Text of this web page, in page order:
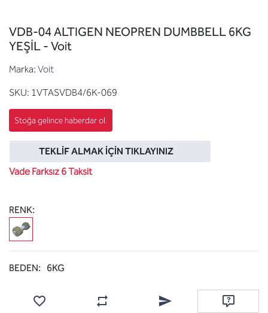
VDB-04 ALTIGEN NEOPREN DUMBBELL 6KG
YEŞİL - Voit
Marka: Voit
SKU: 1VTASVDB4/6K-069
TEKLIF ALMAK İÇIN TIKLAYINIZ
Vade Farksız 6 Taksit
RENK:
BEDEN: 6KG
Karşılaştırma listesine ekleArkadaşına e-posta ile
Soru sor